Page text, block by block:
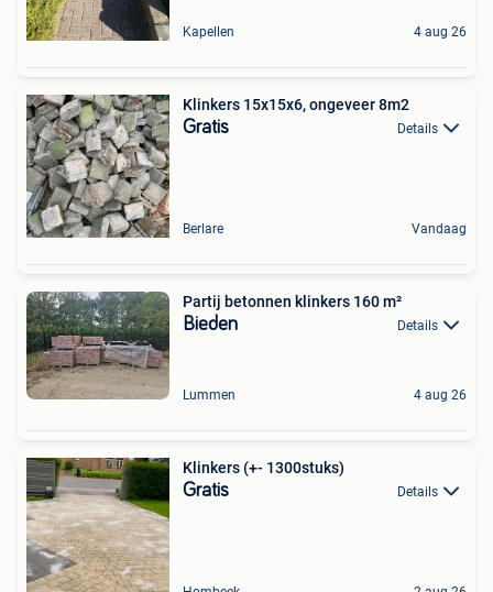
Kapellen 4 aug 26
Klinkers 15x15x6, ongeveer 8m2
Gratis Details
Berlare Vandaag
Partij betonnen klinkers 160 m²
Bieden Details
Lummen 4 aug 26
Klinkers (+- 1300stuks)
Gratis Details